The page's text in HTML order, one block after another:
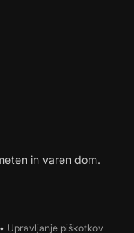
in varen dom.
• Upravljanje piškotkov